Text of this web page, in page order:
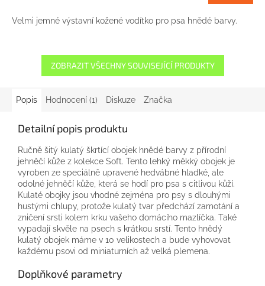
Velmi jemné výstavní kožené vodítko pro psa hnědé barvy.
ZOBRAZIT VŠECHNY SOUVISEJÍCÍ PRODUKTY
Popis Hodnocení (1) Diskuze Značka
Detailní popis produktu
Ručně šitý kulatý škrtící obojek hnědé barvy z přírodní
jehněčí kůže z kolekce Soft. Tento lehký měkký obojek je
vyroben ze speciálně upravené hedvábné hladké , ale
odolné jehněčí kůže , která se hodí pro psa s citlivou kůží.
Kulaté obojky jsou vhodné zejména pro psy s dlouhými
hustými chlupy , protože kulatý tvar předchází zamotání a
zničení srsti kolem krku vašeho domácího mazlíčka. Také
vypadají skvěle na psech s krátkou srstí. Tento hnědý
kulatý obojek máme v 10 velikostech a bude vyhovovat
každému psovi od miniaturních až velká plemena.
Doplňkové parametry